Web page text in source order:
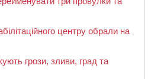
центру обрали на
грози, зливи, град та